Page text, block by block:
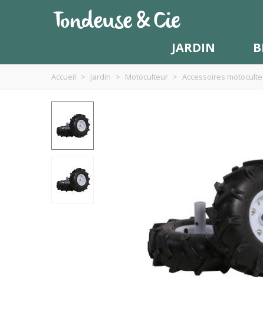
JARDIN
Accueil > Jardin > Motoculteur > Accessoires